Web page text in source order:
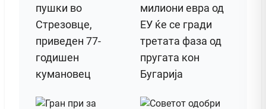
пушки во
Стрезовце,
приведен 77-
годишен
кумановец
милиони евра од
ЕУ ќе се гради
третата фаза од
пругата кон
Бугарија